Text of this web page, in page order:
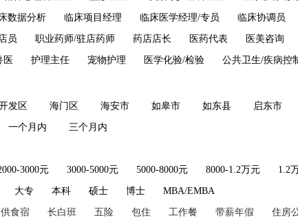
数据分析 临床项目经理 临床医学经理/专员 临床协调员
员 职业药师/驻店药师 药店店长 医药代表 医美咨询
医 护理主任 宠物护理 医学化验/检验 公共卫生/疾病控
发区 海门区 海安市 如皋市 如东县 启东市
一个月内 三个月内
3000元 3000-5000元 5000-8000元 8000-1.2万元 1.2
大专 本科 硕士 博士 MBA/EMBA
食宿 长白班 五险 包住 工作餐 带薪年假 住房